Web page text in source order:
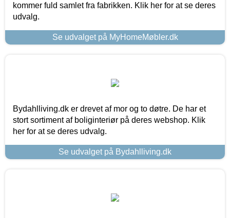
kommer fuld samlet fra fabrikken. Klik her for at se deres
udvalg.
Se udvalget på MyHomeMøbler.dk
Bydahlliving.dk er drevet af mor og to døtre. De har et
stort sortiment af boliginteriør på deres webshop. Klik
her for at se deres udvalg.
Se udvalget på Bydahlliving.dk